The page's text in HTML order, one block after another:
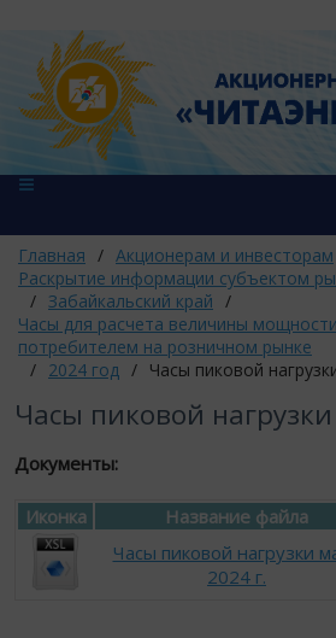
Главная / Акционерам и инвесторам
Раскрытие информации субъектом
/ Забайкальский край /
Часы для расчета величины
потребителем на розничном рынке
/ 2024 год / Часы пиковой
Часы пиковой
Документы:
Иконка Название файла
Часы пиковой нагрузки
2024 г.